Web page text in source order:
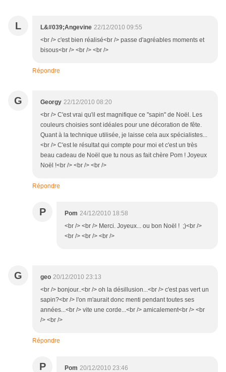
L L&#039;Angevine 22/12/2010 09:55
<br /> c'est bien réalisé<br /> passe d'agréables moments et
bisous<br /> <br /> <br />
Répondre
G Georgy 22/12/2010 08:20
<br /> C'est vrai qu'il est magnifique ce "sapin" de Noël. Les
couleurs choisies sont idéales pour une décoration de fête.
Quant à la technique utilisée, je laisse cela aux spécialistes...
<br /> C'est le résultat qui compte pour moi et c'est un très
beau cadeau de Noël que tu nous as fait chère Pom ! Joyeux
Noël !<br /> <br /> <br />
Répondre
P Pom 24/12/2010 18:58
<br /> <br /> Merci. Joyeux... ou bon Noël ! ;)<br />
<br /> <br /> <br />
G geo 20/12/2010 23:13
<br /> bonjour..<br /> oh la désillusion...<br /> c'est pas vert un
sapin?<br /> l'on m'aurait donc menti pendant toutes ses
années...<br /> vite une corde...<br /> amicalement<br /> <br
/> <br />
Répondre
P Pom 20/12/2010 23:46